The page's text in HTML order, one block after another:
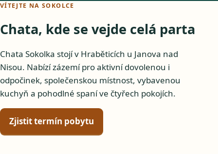
VÍTEJTE NA SOKOLCE
Chata, kde se vejde celá parta
Chata Sokolka stojí v Hraběticích u Janova nad
Nisou. Nabízí zázemí pro aktivní dovolenou i
odpočinek, společenskou místnost, vybavenou
kuchyň a pohodlné spaní ve čtyřech pokojích.
Zjistit termín pobytu